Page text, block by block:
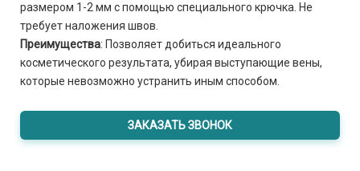
размером 1-2 мм с помощью специального крючка. Не
требует наложения швов.
Преимущества: Позволяет добиться идеального
косметического результата, убирая выступающие вены,
которые невозможно устранить иным способом.
ЗАКАЗАТЬ ЗВОНОК